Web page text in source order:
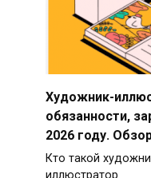
Художник-
обязанности,
2026 году.
Кто такой
иллюстратор